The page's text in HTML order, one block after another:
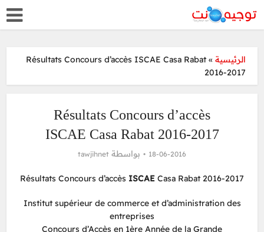
الرئيسية »
Résultats Concours d’accès ISCAE Casa Rabat
2016-2017
Résultats Concours d’accès
ISCAE Casa Rabat 2016-2017
18-06-2016 بواسطة tawjihnet
Résultats Concours d’accès ISCAE Casa Rabat 2016-2017
Institut supérieur de commerce et d’administration des
entreprises
Concours d’Accès en 1ère Année de la Grande